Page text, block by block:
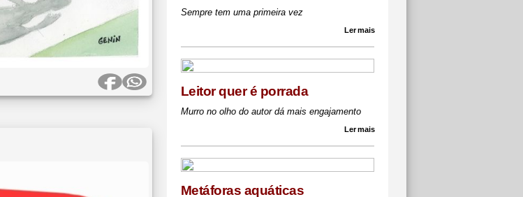
Sempre tem uma primeira vez
Ler mais
Leitor quer é porrada
Murro no olho do autor dá mais engajamento
Ler mais
Metáforas aquáticas